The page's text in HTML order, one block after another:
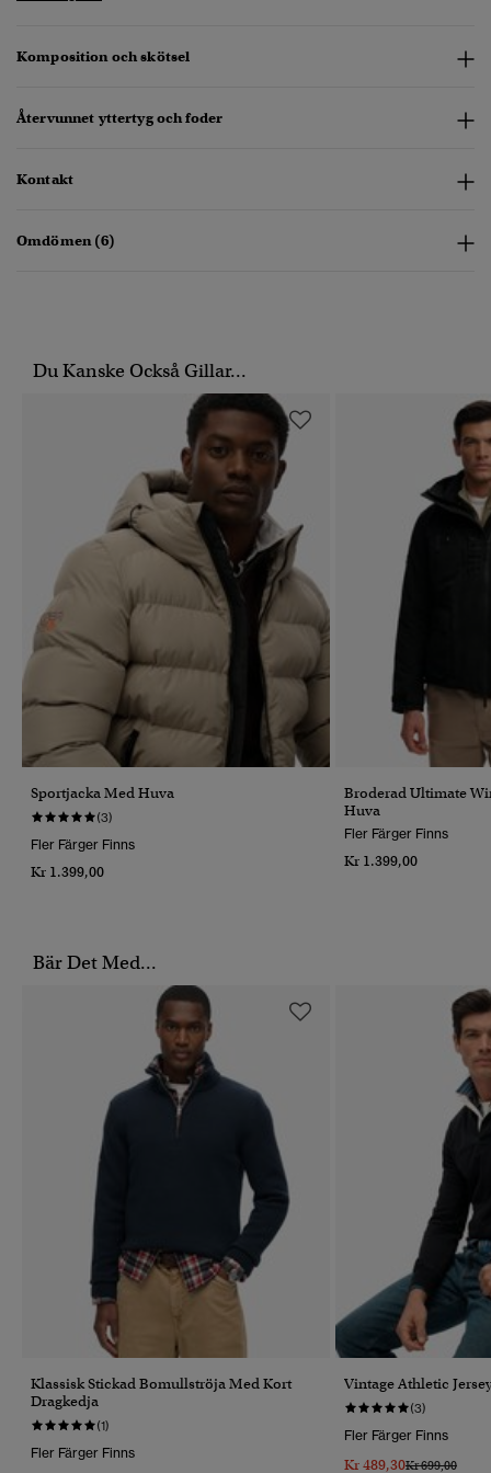
Komposition och skötsel
Återvunnet yttertyg och foder
Kontakt
Omdömen (6)
Du Kanske Också Gillar...
Sportjacka Med Huva
(3)
Fler Färger Finns
Kr 1.399,00
Broderad Ultimate
Huva
Fler Färger Finns
Kr 1.399,00
Bär Det Med...
Klassisk Stickad Bomullströja Med Kort
Dragkedja
(1)
Fler Färger Finns
Vintage Athletic
(3)
Fler Färger Finns
Kr 489,30Pris Reducerat
Kr 699,00Till